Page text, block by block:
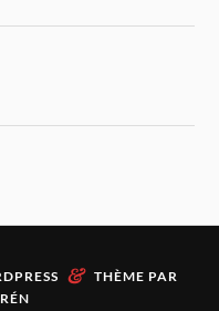
& THÈME PAR